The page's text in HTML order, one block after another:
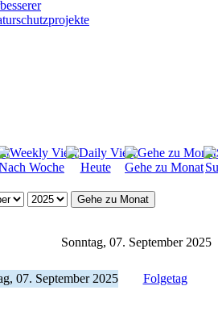
Woche Heute Gehe zu Monat
Gehe zu Monat
Sonntag, 07. September 2025
07. September 2025 Folgetag